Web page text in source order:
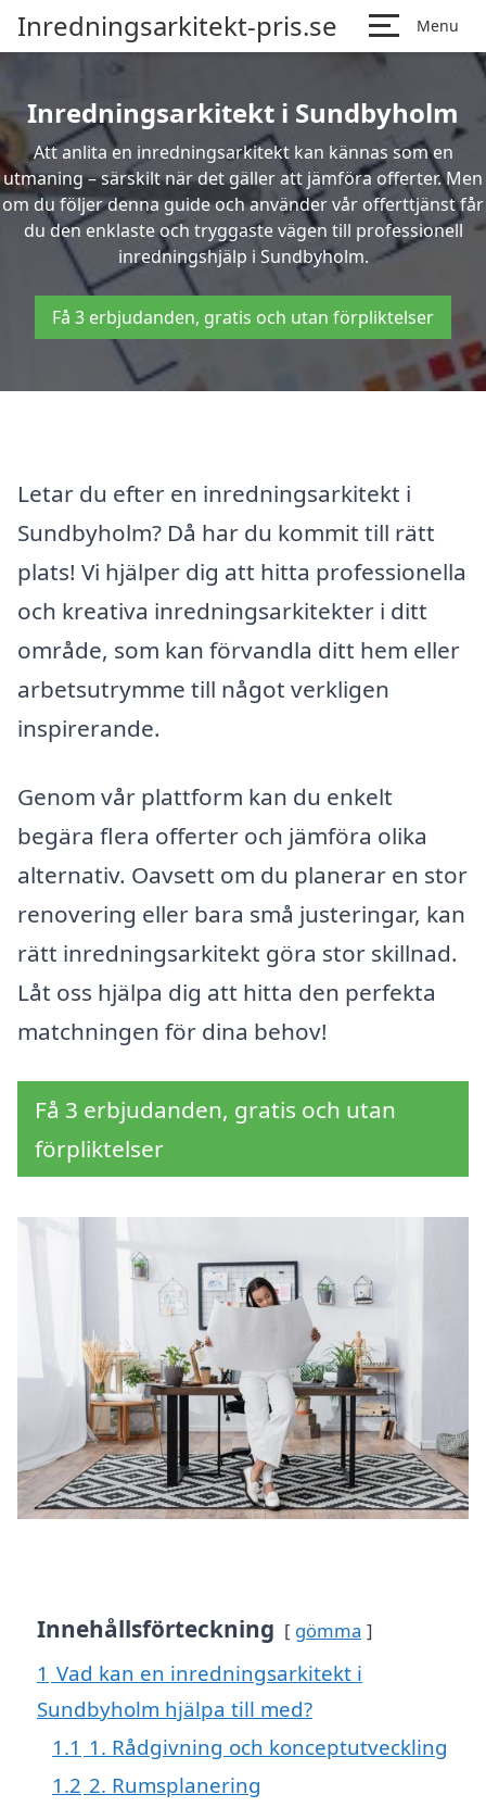
Inredningsarkitekt-pris.se Menu
Inredningsarkitekt i Sundbyholm
Att anlita en inredningsarkitekt kan kännas som en
utmaning – särskilt när det gäller att jämföra offerter. Men
om du följer denna guide och använder vår offerttjänst får
du den enklaste och tryggaste vägen till professionell
inredningshjälp i Sundbyholm.
Få 3 erbjudanden, gratis och utan förpliktelser
Letar du efter en inredningsarkitekt i
Sundbyholm? Då har du kommit till rätt
plats! Vi hjälper dig att hitta professionella
och kreativa inredningsarkitekter i ditt
område, som kan förvandla ditt hem eller
arbetsutrymme till något verkligen
inspirerande.
Genom vår plattform kan du enkelt
begära flera offerter och jämföra olika
alternativ. Oavsett om du planerar en stor
renovering eller bara små justeringar, kan
rätt inredningsarkitekt göra stor skillnad.
Låt oss hjälpa dig att hitta den perfekta
matchningen för dina behov!
Få 3 erbjudanden, gratis och utan
förpliktelser
Innehållsförteckning gömma
1 Vad kan en inredningsarkitekt i
Sundbyholm hjälpa till med?
1.1 1. Rådgivning och konceptutveckling
1.2 2. Rumsplanering